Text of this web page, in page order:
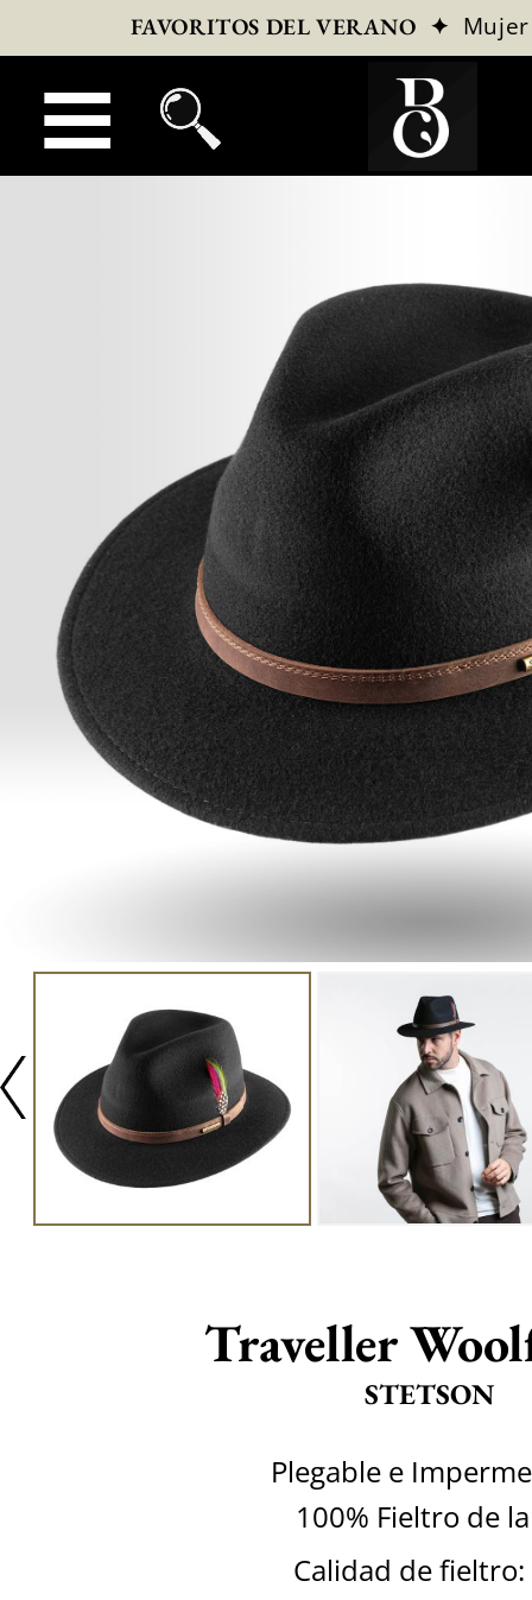
FAVORITOS DEL VERANO ✦ Mujer
Traveller
STETSON
Plegable e
100% Fieltro de
Calidad de fieltro: